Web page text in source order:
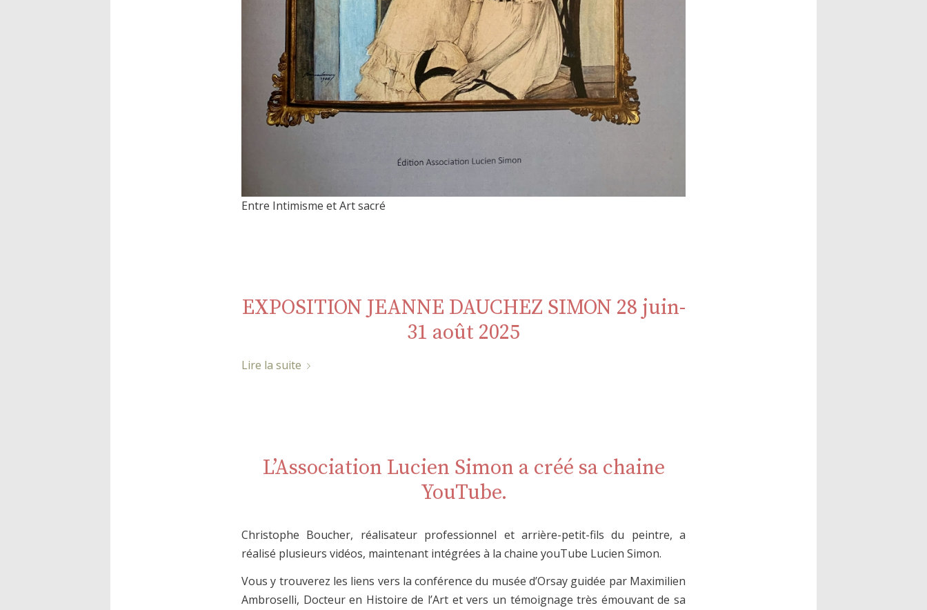
Entre Intimisme et Art sacré
EXPOSITION JEANNE DAUCHEZ SIMON 28 juin-
31 août 2025
Lire la suite
L’Association Lucien Simon a créé sa chaine
YouTube.
Christophe Boucher, réalisateur professionnel et arrière-petit-fils du peintre, a
réalisé plusieurs vidéos, maintenant intégrées à la chaine youTube Lucien Simon.
Vous y trouverez les liens vers la conférence du musée d’Orsay guidée par Maximilien
Ambroselli, Docteur en Histoire de l’Art et vers un témoignage très émouvant de sa